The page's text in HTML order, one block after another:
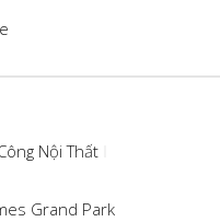
Nội Thất
Grand Park